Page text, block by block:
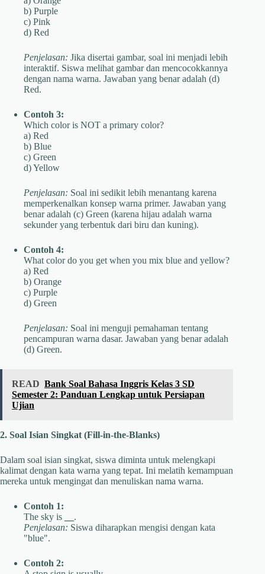
b) Purple
c) Pink
d) Red
Penjelasan: Jika disertai gambar, soal ini menjadi lebih
interaktif. Siswa melihat gambar dan mencocokkannya
dengan nama warna. Jawaban yang benar adalah (d)
Red.
Contoh 3:
Which color is NOT a primary color?
a) Red
b) Blue
c) Green
d) Yellow
Penjelasan: Soal ini sedikit lebih menantang karena
memperkenalkan konsep warna primer. Jawaban yang
benar adalah (c) Green (karena hijau adalah warna
sekunder yang terbentuk dari biru dan kuning).
Contoh 4:
What color do you get when you mix blue and yellow?
a) Red
b) Orange
c) Purple
d) Green
Penjelasan: Soal ini menguji pemahaman tentang
pencampuran warna dasar. Jawaban yang benar adalah
(d) Green.
READ Bank Soal Bahasa Inggris Kelas 3 SD
Semester 2: Panduan Lengkap untuk Persiapan
Ujian
2. Soal Isian Singkat (Fill-in-the-Blanks)
Dalam soal isian singkat, siswa diminta untuk melengkapi
kalimat dengan kata warna yang tepat. Ini melatih kemampuan
mereka untuk mengingat dan menuliskan nama warna.
Contoh 1:
The sky is
.
Penjelasan: Siswa diharapkan mengisi dengan kata
"blue".
Contoh 2: